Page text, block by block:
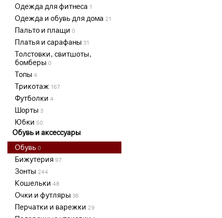
Одежда для фитнеса 1
Одежда и обувь для дома 21
Пальто и плащи 0
Платья и сарафаны 31
Толстовки, свитшоты,
бомберы 0
Топы 4
Трикотаж 167
Футболки 4
Шорты 3
Юбки 50
Обувь и аксессуары
Обувь 0
Бижутерия 97
Зонты 244
Кошельки 48
Очки и футляры 38
Перчатки и варежки 29